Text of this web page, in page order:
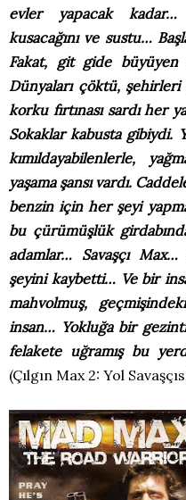
evler yapacak
kusacağını ve sustu…
Fakat, git gide büyüyen
Dünyaları çöktü, şehirleri
korku fırtınası sardı her
Sokaklar kabusta gibiydi.
kımıldayabilenlerle,
yaşama şansı vardı.
benzin için her şeyi
bu çürümüşlük
adamlar… Savaşçı
şeyini kaybetti… Ve bir
mahvolmuş,
insan… Yokluğa bir
felakete uğramış bu
(Çılgın Max 2: Yol